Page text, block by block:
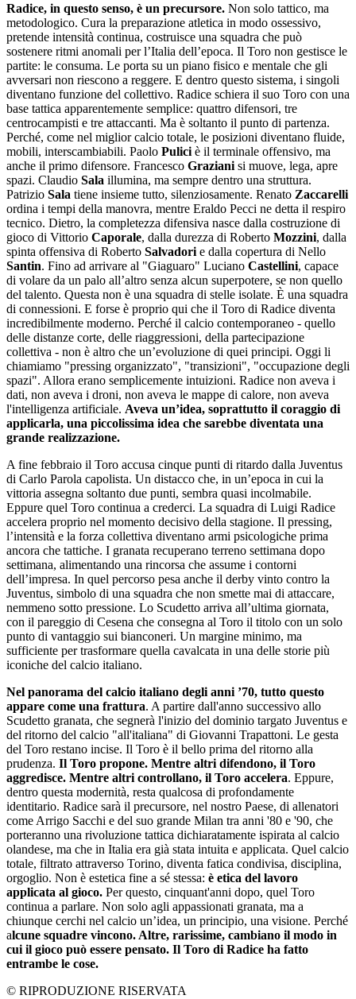
Radice, in questo senso, è un precursore. Non solo tattico, ma
metodologico. Cura la preparazione atletica in modo ossessivo,
pretende intensità continua, costruisce una squadra che può
sostenere ritmi anomali per l’Italia dell’epoca. Il Toro non gestisce le
partite: le consuma. Le porta su un piano fisico e mentale che gli
avversari non riescono a reggere. E dentro questo sistema, i singoli
diventano funzione del collettivo. Radice schiera il suo Toro con una
base tattica apparentemente semplice: quattro difensori, tre
centrocampisti e tre attaccanti. Ma è soltanto il punto di partenza.
Perché, come nel miglior calcio totale, le posizioni diventano fluide,
mobili, interscambiabili. Paolo Pulici è il terminale offensivo, ma
anche il primo difensore. Francesco Graziani si muove, lega, apre
spazi. Claudio Sala illumina, ma sempre dentro una struttura.
Patrizio Sala tiene insieme tutto, silenziosamente. Renato Zaccarelli
ordina i tempi della manovra, mentre Eraldo Pecci ne detta il respiro
tecnico. Dietro, la completezza difensiva nasce dalla costruzione di
gioco di Vittorio Caporale, dalla durezza di Roberto Mozzini, dalla
spinta offensiva di Roberto Salvadori e dalla copertura di Nello
Santin. Fino ad arrivare al "Giaguaro" Luciano Castellini, capace
di volare da un palo all’altro senza alcun superpotere, se non quello
del talento. Questa non è una squadra di stelle isolate. È una squadra
di connessioni. E forse è proprio qui che il Toro di Radice diventa
incredibilmente moderno. Perché il calcio contemporaneo - quello
delle distanze corte, delle riaggressioni, della partecipazione
collettiva - non è altro che un’evoluzione di quei principi. Oggi li
chiamiamo "pressing organizzato", "transizioni", "occupazione degli
spazi". Allora erano semplicemente intuizioni. Radice non aveva i
dati, non aveva i droni, non aveva le mappe di calore, non aveva
l'intelligenza artificiale. Aveva un’idea, soprattutto il coraggio di
applicarla, una piccolissima idea che sarebbe diventata una
grande realizzazione.
A fine febbraio il Toro accusa cinque punti di ritardo dalla Juventus
di Carlo Parola capolista. Un distacco che, in un’epoca in cui la
vittoria assegna soltanto due punti, sembra quasi incolmabile.
Eppure quel Toro continua a crederci. La squadra di Luigi Radice
accelera proprio nel momento decisivo della stagione. Il pressing,
l’intensità e la forza collettiva diventano armi psicologiche prima
ancora che tattiche. I granata recuperano terreno settimana dopo
settimana, alimentando una rincorsa che assume i contorni
dell’impresa. In quel percorso pesa anche il derby vinto contro la
Juventus, simbolo di una squadra che non smette mai di attaccare,
nemmeno sotto pressione. Lo Scudetto arriva all’ultima giornata,
con il pareggio di Cesena che consegna al Toro il titolo con un solo
punto di vantaggio sui bianconeri. Un margine minimo, ma
sufficiente per trasformare quella cavalcata in una delle storie più
iconiche del calcio italiano.
Nel panorama del calcio italiano degli anni ’70, tutto questo
appare come una frattura. A partire dall'anno successivo allo
Scudetto granata, che segnerà l'inizio del dominio targato Juventus e
del ritorno del calcio "all'italiana" di Giovanni Trapattoni. Le gesta
del Toro restano incise. Il Toro è il bello prima del ritorno alla
prudenza. Il Toro propone. Mentre altri difendono, il Toro
aggredisce. Mentre altri controllano, il Toro accelera. Eppure,
dentro questa modernità, resta qualcosa di profondamente
identitario. Radice sarà il precursore, nel nostro Paese, di allenatori
come Arrigo Sacchi e del suo grande Milan tra anni '80 e '90, che
porteranno una rivoluzione tattica dichiaratamente ispirata al calcio
olandese, ma che in Italia era già stata intuita e applicata. Quel calcio
totale, filtrato attraverso Torino, diventa fatica condivisa, disciplina,
orgoglio. Non è estetica fine a sé stessa: è etica del lavoro
applicata al gioco. Per questo, cinquant'anni dopo, quel Toro
continua a parlare. Non solo agli appassionati granata, ma a
chiunque cerchi nel calcio un’idea, un principio, una visione. Perché
alcune squadre vincono. Altre, rarissime, cambiano il modo in
cui il gioco può essere pensato. Il Toro di Radice ha fatto
entrambe le cose.
© RIPRODUZIONE RISERVATA